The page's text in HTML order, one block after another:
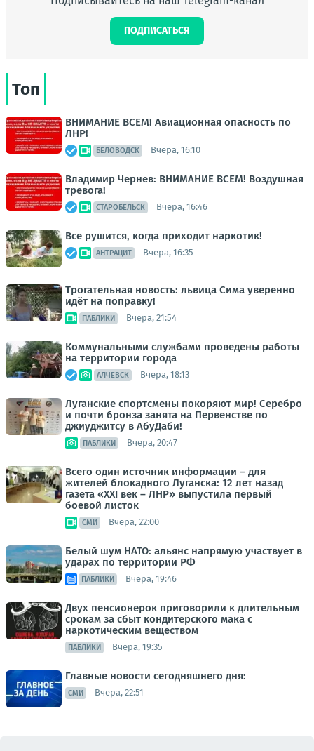
ПОДПИСАТЬСЯ
Топ
ВНИМАНИЕ ВСЕМ! Авиационная опасность по
ЛНР!
БЕЛОВОДСК Вчера, 16:10
Владимир Чернев: ВНИМАНИЕ ВСЕМ! Воздушная
тревога!
СТАРОБЕЛЬСК Вчера, 16:46
Все рушится, когда приходит наркотик!
АНТРАЦИТ Вчера, 16:35
Трогательная новость: львица Сима уверенно
идёт на поправку!
ПАБЛИКИ Вчера, 21:54
Коммунальными службами проведены работы
на территории города
АЛЧЕВСК Вчера, 18:13
Луганские спортсмены покоряют мир! Серебро
и почти бронза занята на Первенстве по
джиуджитсу в АбуДаби!
ПАБЛИКИ Вчера, 20:47
Всего один источник информации – для
жителей блокадного Луганска: 12 лет назад
газета «XXI век – ЛНР» выпустила первый
боевой листок
СМИ Вчера, 22:00
Белый шум НАТО: альянс напрямую участвует в
ударах по территории РФ
ПАБЛИКИ Вчера, 19:46
Двух пенсионерок приговорили к длительным
срокам за сбыт кондитерского мака с
наркотическим веществом
ПАБЛИКИ Вчера, 19:35
Главные новости сегодняшнего дня:
СМИ Вчера, 22:51